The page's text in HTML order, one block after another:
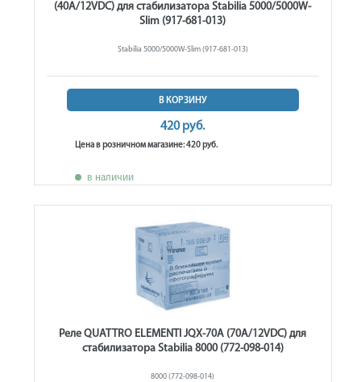
(40A/12VDC) для стабилизатора Stabilia 5000/5000W-
Slim (917-681-013)
Stabilia 5000/5000W-Slim (917-681-013)
В КОРЗИНУ
420 руб.
Цена в розничном магазине: 420 руб.
в наличии
Реле QUATTRO ELEMENTI JQX-70A (70A/12VDC) для
стабилизатора Stabilia 8000 (772-098-014)
8000 (772-098-014)